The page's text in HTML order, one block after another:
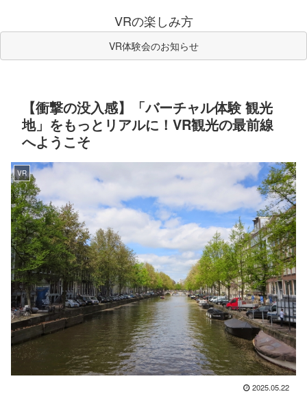
VRの楽しみ方
VR体験会のお知らせ
【衝撃の没入感】「バーチャル体験 観光
地」をもっとリアルに！VR観光の最前線
へようこそ
VR
2025.05.22